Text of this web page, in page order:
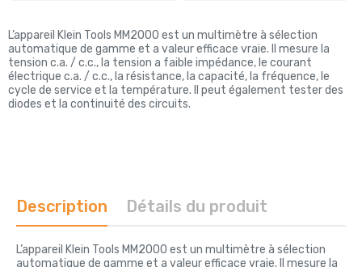
L’appareil Klein Tools MM2000 est un multimètre à sélection
automatique de gamme et a valeur efficace vraie. Il mesure la
tension c.a. / c.c., la tension a faible impédance, le courant
électrique c.a. / c.c., la résistance, la capacité, la fréquence, le
cycle de service et la température. Il peut également tester des
diodes et la continuité des circuits.
Description Détails du produit
L’appareil Klein Tools MM2000 est un multimètre à sélection
automatique de gamme et a valeur efficace vraie. Il mesure la